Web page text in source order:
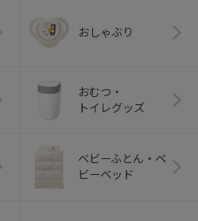
おしゃぶり
おむつ・
トイレグッズ
ベビーふとん・ベ
ビーベッド